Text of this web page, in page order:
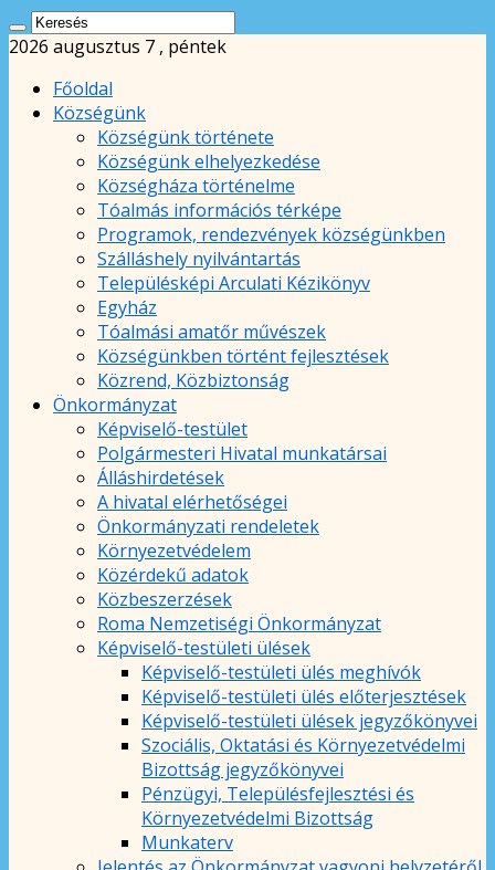
2026 augusztus 7 , péntek
Főoldal
Községünk
Községünk története
Községünk elhelyezkedése
Községháza történelme
Tóalmás információs térképe
Programok, rendezvények községünkben
Szálláshely nyilvántartás
Településképi Arculati Kézikönyv
Egyház
Tóalmási amatőr művészek
Községünkben történt fejlesztések
Közrend, Közbiztonság
Önkormányzat
Képviselő-testület
Polgármesteri Hivatal munkatársai
Álláshirdetések
A hivatal elérhetőségei
Önkormányzati rendeletek
Környezetvédelem
Közérdekű adatok
Közbeszerzések
Roma Nemzetiségi Önkormányzat
Képviselő-testületi ülések
Képviselő-testületi ülés meghívók
Képviselő-testületi ülés előterjesztések
Képviselő-testületi ülések jegyzőkönyvei
Szociális, Oktatási és Környezetvédelmi
Bizottság jegyzőkönyvei
Pénzügyi, Településfejlesztési és
Környezetvédelmi Bizottság
Munkaterv